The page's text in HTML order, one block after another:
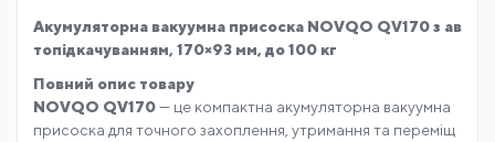
Акумуляторна вакуумна присоска NOVQO QV170 з ав
топідкачуванням, 170×93 мм, до 100 кг
Повний опис товару
NOVQO QV170— це компактна акумуляторна вакуумна
присоска для точного захоплення, утримання та переміщ